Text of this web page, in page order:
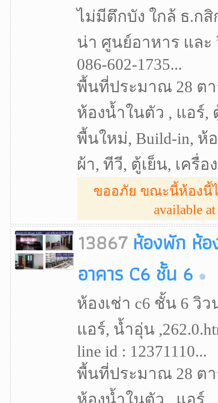
ไม่มีตึกบัง ใกล้ ธ.ก
น่า ศูนย์อาหาร แล
086-602-1735...
พื้นที่ประมาณ 28 ตา
ห้องน้ำในตัว , แอร์,
พื้นใหม่, Build-in, ห้
ผ้า, ทีวี, ตู้เย็น, เครื่
ขออภัย ขณะนี้ห้องนี้ไ
available
13867 ห้องพัก ห้อ
อาคาร C6 ชั้น 6
ห้องเช่า c6 ชั้น 6 วิว
แอร์, น้ำอุ่น
line id : 12371110...
พื้นที่ประมาณ 28 ตา
ห้องน้ำในตัว , แอร์